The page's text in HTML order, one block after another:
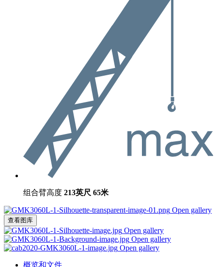
组合臂高度 213英尺 65米
Open gallery
查看图库
Open gallery
Open gallery
Open gallery
概览和文件